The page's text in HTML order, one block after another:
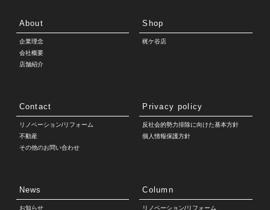
About
企業理念
会社概要
店舗紹介
Shop
梶ケ谷店
Contact
リノベーション/リフォーム
不動産
その他のお問い合わせ
Privacy policy
反社会的勢力排除に向けた基本方針
個人情報保護方針
News
お知らせ
Column
リノベーション/リフォーム